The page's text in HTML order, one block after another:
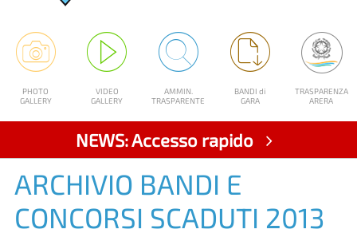
PHOTO
GALLERY
VIDEO
GALLERY
AMMIN.
TRASPARENTE
BANDI di
GARA
TRASPARENZA
ARERA
NEWS: Accesso rapido
ARCHIVIO BANDI E
CONCORSI SCADUTI 2013